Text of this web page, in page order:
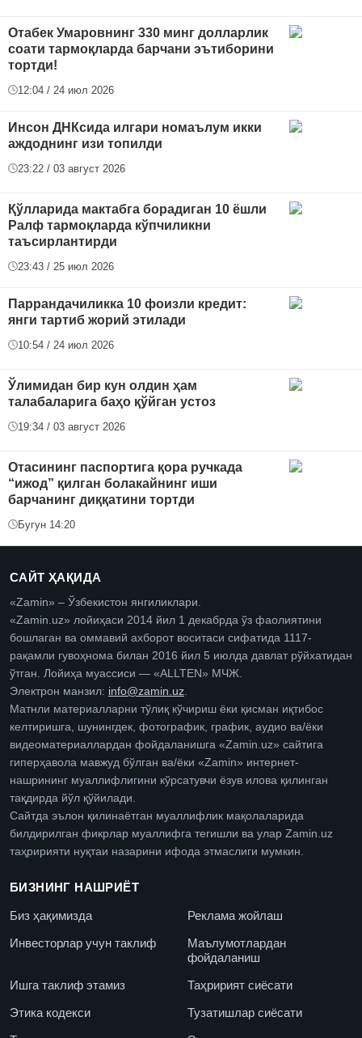
Отабек Умаровнинг 330 минг долларлик
соати тармоқларда барчани эътиборини
тортди!
12:04 / 24 июл 2026
Инсон ДНКсида илгари номаълум икки
аждоднинг изи топилди
23:22 / 03 август 2026
Қўлларида мактабга борадиган 10 ёшли
Ралф тармоқларда кўпчиликни
таъсирлантирди
23:43 / 25 июл 2026
Паррандачиликка 10 фоизли кредит:
янги тартиб жорий этилади
10:54 / 24 июл 2026
Ўлимидан бир кун олдин ҳам
талабаларига баҳо қўйган устоз
19:34 / 03 август 2026
Отасининг паспортига қора ручкада
“ижод” қилган болакайнинг иши
барчанинг диққатини тортди
Бугун 14:20
САЙТ ҲАҚИДА
«Zamin» – Ўзбекистон янгиликлари.
«Zamin.uz» лойиҳаси 2014 йил 1 декабрда ўз фаолиятини
бошлаган ва оммавий ахборот воситаси сифатида 1117-
рақамли гувоҳнома билан 2016 йил 5 июлда давлат рўйхатидан
ўтган. Лойиҳа муассиси — «ALLTEN» МЧЖ.
Электрон манзил: info@zamin.uz
Матнли материалларни тўлиқ кўчириш ёки қисман иқтибос
келтиришга, шунингдек, фотографик, график, аудио ва/ёки
видеоматериаллардан фойдаланишга «Zamin.uz» сайтига
гиперҳавола мавжуд бўлган ва/ёки «Zamin» интернет-
нашрининг муаллифлигини кўрсатувчи ёзув илова қилинган
тақдирда йўл қўйилади.
Сайтда эълон қилинаётган муаллифлик мақолаларида
билдирилган фикрлар муаллифга тегишли ва улар Zamin.uz
таҳририяти нуқтаи назарини ифода этмаслиги мумкин.
БИЗНИНГ НАШРИЁТ
Биз ҳақимизда
Реклама жойлаш
Инвесторлар учун таклиф
Маълумотлардан
фойдаланиш
Ишга таклиф этамиз
Таҳририят сиёсати
Этика кодекси
Тузатишлар сиёсати